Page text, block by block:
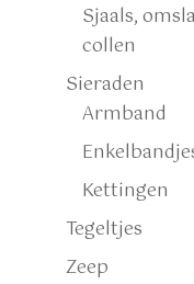
Sjaals,
collen
Sieraden
Armband
Kettingen
Tegeltjes
Zeep